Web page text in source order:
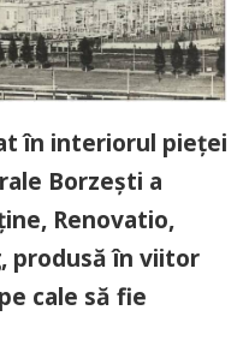
în interiorul pieței
Borzești a
Renovatio,
produsă în viitor
cale să fie